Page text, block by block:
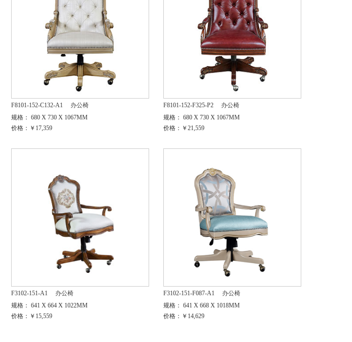
F8101-152-C132-A1
办公椅
规格： 680 X 730 X 1067MM
价格：￥17,359
F8101-152-F325-P2
办公椅
规格： 680 X 730 X 1067MM
价格：￥21,559
F3102-151-A1
办公椅
规格： 641 X 664 X 1022MM
价格：￥15,559
F3102-151-F087-A1
办公椅
规格： 641 X 668 X 1018MM
价格：￥14,629